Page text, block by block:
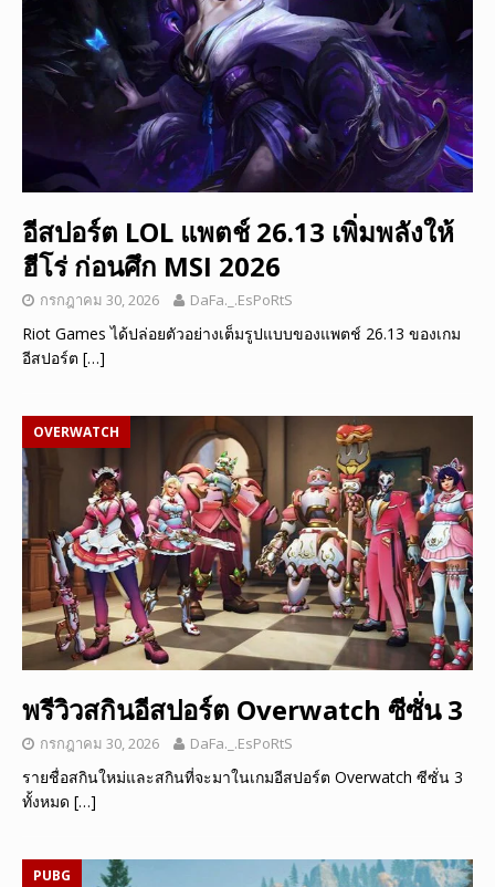
อีสปอร์ต LOL แพตช์ 26.13 เพิ่มพลังให้
ฮีโร่ ก่อนศึก MSI 2026
กรกฎาคม 30, 2026 DaFa._.EsPoRtS
Riot Games ได้ปล่อยตัวอย่างเต็มรูปแบบของแพตช์ 26.13 ของเกม
อีสปอร์ต […]
OVERWATCH
พรีวิวสกินอีสปอร์ต Overwatch ซีซั่น 3
กรกฎาคม 30, 2026 DaFa._.EsPoRtS
รายชื่อสกินใหม่และสกินที่จะมาในเกมอีสปอร์ต Overwatch ซีซั่น 3
ทั้งหมด […]
PUBG